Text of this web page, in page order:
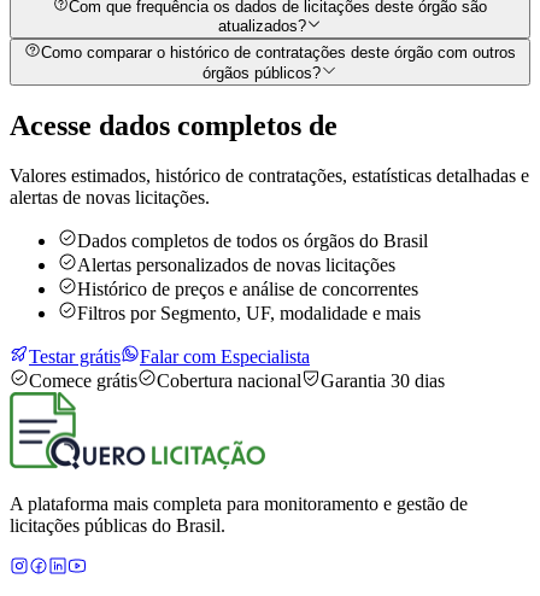
Com que frequência os dados de licitações deste órgão são
atualizados?
Como comparar o histórico de contratações deste órgão com outros
órgãos públicos?
Acesse dados completos de
Valores estimados, histórico de contratações, estatísticas detalhadas e
alertas de novas licitações.
Dados completos de todos os órgãos do Brasil
Alertas personalizados de novas licitações
Histórico de preços e análise de concorrentes
Filtros por Segmento, UF, modalidade e mais
Testar grátis
Falar com Especialista
Comece grátis
Cobertura nacional Garantia 30 dias
A plataforma mais completa para monitoramento e gestão de
licitações públicas do Brasil.